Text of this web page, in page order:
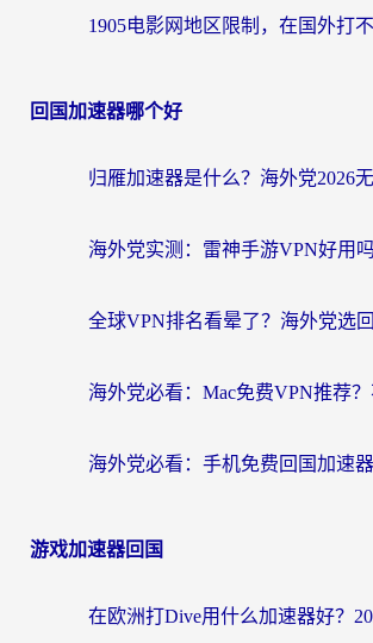
回国加速器哪个好
游戏加速器回国